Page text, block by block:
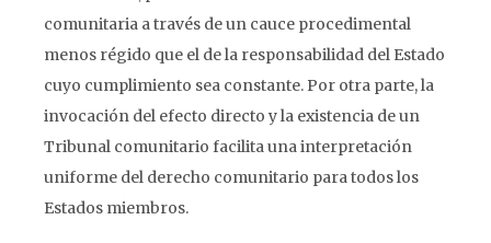
comunitaria a través de un cauce procedimental
menos régido que el de la responsabilidad del Estado
cuyo cumplimiento sea constante. Por otra parte, la
invocación del efecto directo y la existencia de un
Tribunal comunitario facilita una interpretación
uniforme del derecho comunitario para todos los
Estados miembros.